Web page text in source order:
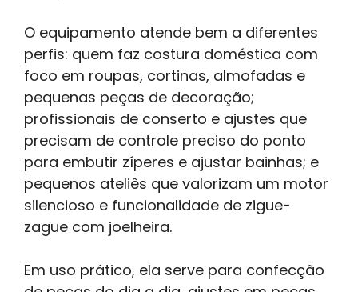
O equipamento atende bem a diferentes
perfis: quem faz costura doméstica com
foco em roupas, cortinas, almofadas e
pequenas peças de decoração;
profissionais de conserto e ajustes que
precisam de controle preciso do ponto
para embutir zíperes e ajustar bainhas; e
pequenos ateliês que valorizam um motor
silencioso e funcionalidade de zigue-
zague com joelheira.
Em uso prático, ela serve para confecção